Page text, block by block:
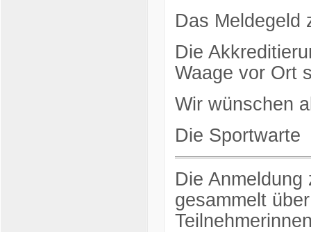
Das Meldegeld
Die
Waage vor Ort
Wir wünschen
Die Sportwarte
Die
gesammelt